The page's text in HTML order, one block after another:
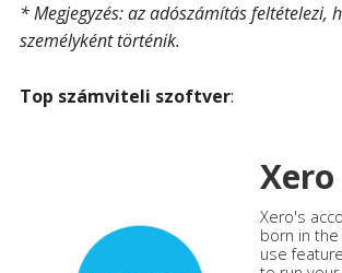
* Megjegyzés: az adószámítás feltételezi,
személyként történik.
Top számviteli szoftver:
Xero
Xero's
born in
use